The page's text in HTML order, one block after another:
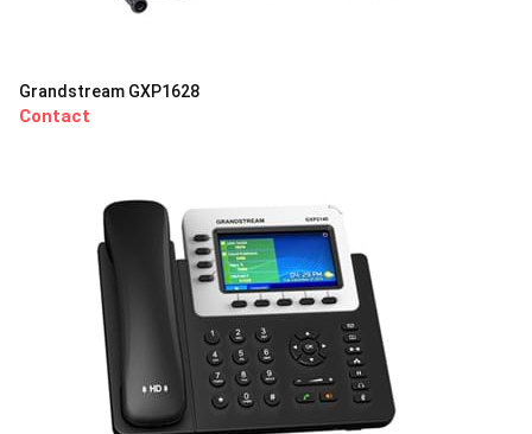
Grandstream GXP1628
Contact